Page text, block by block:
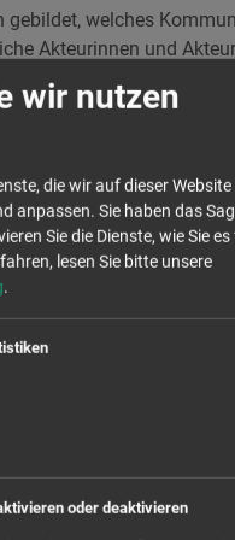
gebildet, welches
Akteurinnen und
der Planung und
unterstützt.
staatlicher
und
und nichtstaatlicher
zum
und zur Ausbildung
des Kompetenzzentrums
wir nutzen
die wir auf dieser
anpassen. Sie haben das
Sie die Dienste, wie Sie
lesen Sie bitte unsere
.
oder deaktivieren